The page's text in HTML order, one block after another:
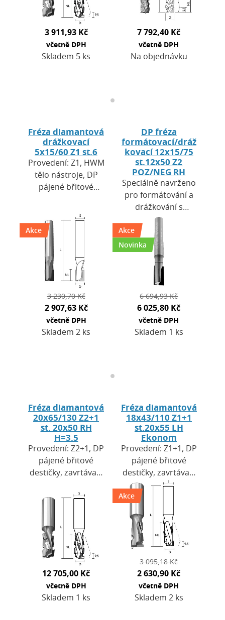
3 911,93 Kč
včetně DPH
Skladem 5 ks
7 792,40 Kč
včetně DPH
Na objednávku
Fréza diamantová
drážkovací
5x15/60 Z1 st.6
Provedení: Z1, HWM
tělo nástroje, DP
pájené břitové
destiček H = 2,7
mm. Použití: pro
CNC…
Akce
3 230,70 Kč
2 907,63 Kč
včetně DPH
Skladem 2 ks
DP fréza
formátovací/dráž
kovací 12x15/75
st.12x50 Z2
POZ/NEG RH
Speciálně navrženo
pro formátování a
drážkování s
oboustranně čistou
řeznou hranou.
HW tělo s vysokou
mechanickou
odolností. …
Akce
Novinka
6 694,93 Kč
6 025,80 Kč
včetně DPH
Skladem 1 ks
Fréza diamantová
20x65/130 Z2+1
st. 20x50 RH
H=3.5
Provedení: Z2+1, DP
pájené břitové
destičky, zavrtávací
destiček H = 3,5
CNC obráběcí
centra a…
12 705,00 Kč
včetně DPH
Skladem 1 ks
Fréza diamantová
18x43/110 Z1+1
st.20x55 LH
Ekonom
Provedení: Z1+1, DP
pájené břitové
destičky, zavrtávací
břit HW. Výška
destiček H=2,5 mm.
Použití: pro CNC
obráběcí centra a…
Akce
3 095,18 Kč
2 630,90 Kč
včetně DPH
Skladem 2 ks